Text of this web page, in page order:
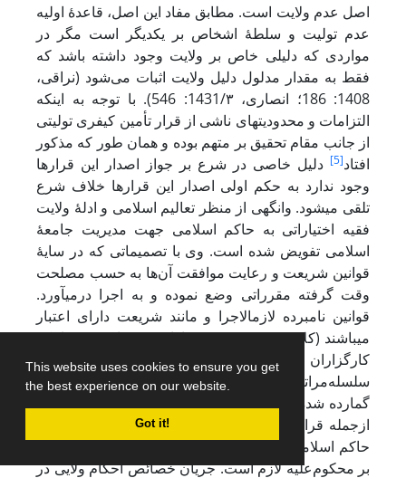
This website uses cookies to ensure you get
the best experience on our website.
Got it!
اصل عدم ولایت است. مطابق مفاد این اصل، قاعدۀ اولیه
عدم تولیت و سلطۀ اشخاص بر یکدیگر است مگر در
مواردی که دلیلی خاص بر ولایت وجود داشته باشد که
فقط به مقدار مدلول دلیل ولایت اثبات می‌شود (نراقی،
1408: 186؛ انصاری، 1431/۳: 546). با توجه به اینکه
التزامات و محدودیت‏های ناشی از قرار تأمین کیفری تولیتی
از جانب مقام تحقیق بر متهم بوده و همان طور که مذکور
افتاد[5]
دلیل خاصی در شرع بر جواز اصدار این قرارها
وجود ندارد به حکم اولی اصدار این قرارها خلاف شرع
تلقی می‏شود. وانگهی از منظر تعالیم اسلامی و ادلۀ ولایت
فقیه اختیاراتی به حاکم اسلامی جهت مدیریت جامعۀ
اسلامی تفویض شده است. وی با تصمیماتی که در سایۀ
قوانین شریعت و رعایت موافقت آن‌ها به حسب مصلحت
وقت گرفته مقرراتی وضع نموده و به اجرا در‌می‏آورد.
قوانین نامبرده لازم‏الاجرا و مانند شریعت دارای اعتبار
می‏باشند (کلانتری، 1378: 108). ازاین‌رو و با توجه به اینکه
کارگزاران جامعۀ اسلامی ازجمله مراجع تحقیق به حسب
سلسله‌مراتب در نصب مقامات با حکم حکومتی بر مردم
گمارده شده‌اند‌ باید گفت فرامین داخل در چهارچوب آن‌ها
ازجمله قرارهای التزام به اعتبار تفویض این امر از ناحیۀ
حاکم اسلامی به‌مثابۀ یک حکم ولایی بوده و اطاعت از آن
بر محکوم‌علیه لازم است. جریان خصائص احکام ولایی در